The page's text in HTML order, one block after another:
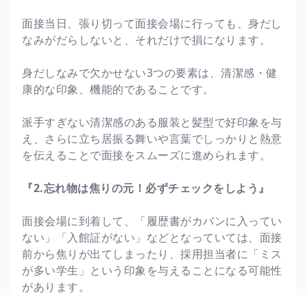
面接当日、張り切って面接会場に行っても、身だし
なみがだらしないと、それだけで損になります。
身だしなみで欠かせない3つの要素は、清潔感・健
康的な印象、機能的であることです。
派手すぎない清潔感のある服装と髪型で好印象を与
え、さらに立ち居振る舞いや言葉でしっかりと熱意
を伝えることで面接をスムーズに進められます。
『2.忘れ物は焦りの元！必ずチェックをしよう』
面接会場に到着して、「履歴書がカバンに入ってい
ない」「入館証がない」などとなっていては、面接
前から焦りが出てしまったり、採用担当者に「ミス
が多い学生」という印象を与えることになる可能性
があります。